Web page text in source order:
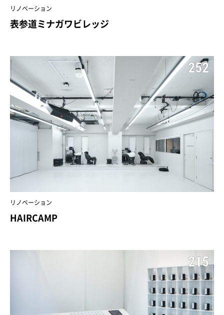
リノベーション
表参道ミナガワビレッジ
252
リノベーション
HAIRCAMP
215